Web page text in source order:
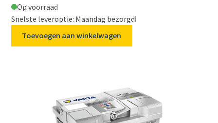
Op voorraad
Snelste leveroptie: Maandag bezorgdℹ️
Toevoegen aan winkelwagen